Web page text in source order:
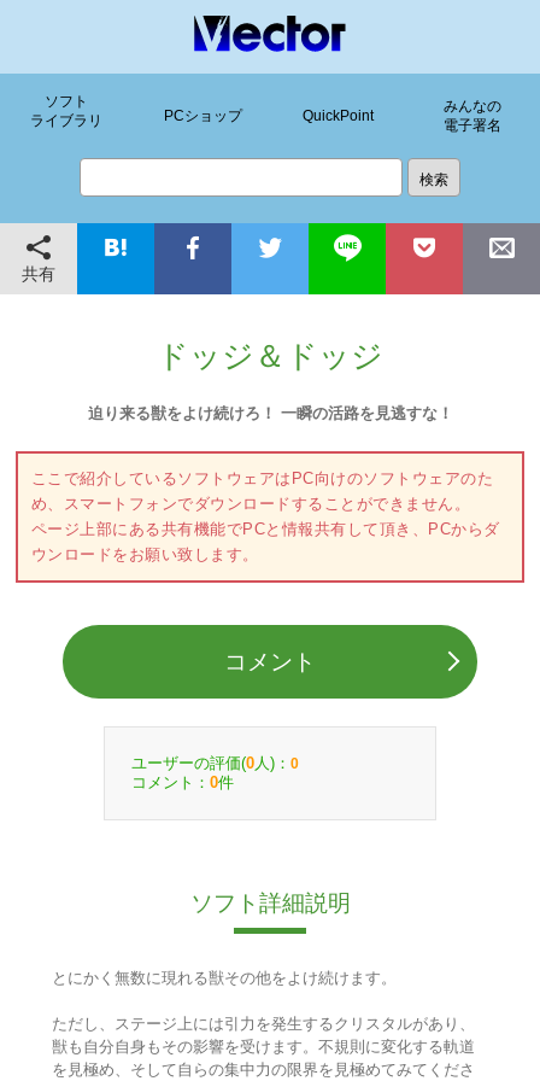
ソフト
ライブラリ
PCショップ QuickPoint
みんなの
電子署名
共有
ドッジ＆ドッジ
迫り来る獣をよけ続けろ！ 一瞬の活路を見逃すな！
ここで紹介しているソフトウェアはPC向けのソフトウェアのた
め、スマートフォンでダウンロードすることができません。
ページ上部にある共有機能でPCと情報共有して頂き、PCからダ
ウンロードをお願い致します。
コメント
ユーザーの評価(0 人)： 0
コメント： 0件
ソフト詳細説明
とにかく無数に現れる獣その他をよけ続けます。
ただし、ステージ上には引力を発生するクリスタルがあり、
獣も自分自身もその影響を受けます。不規則に変化する軌道
を見極め、そして自らの集中力の限界を見極めてみてくださ